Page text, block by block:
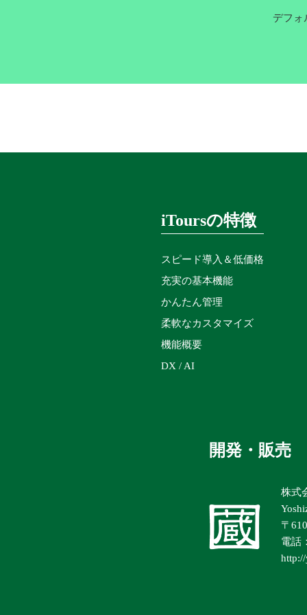
デフォ
iToursの特徴
スピード導入＆低価格
充実の基本機能
かんたん管理
柔軟なカスタマイズ
機能概要
DX / AI
開発・販売
株式
〒
電話